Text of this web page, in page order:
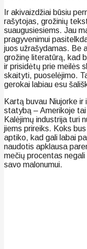
Ir akivaizdžiai būsiu
rašytojas, grožinių
suaugusiesiems. Jau
pragyvenimui
juos užrašydamas. Be
grožinę literatūrą, kad
ir prisidėtų prie meilės
skaityti, puoselėjimo.
gerokai labiau esu
Kartą buvau Niujorke
statybą – Amerikoje
Kalėjimų industrija turi
jiems prireiks. Koks
aptiko, kad gali labai
naudotis apklausa
mečių procentas
savo malonumui.